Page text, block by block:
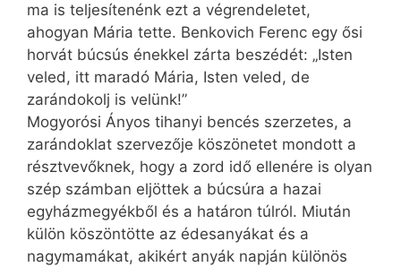
ma is teljesítenénk ezt a végrendeletet,
ahogyan Mária tette. Benkovich Ferenc egy ősi
horvát búcsús énekkel zárta beszédét: „Isten
veled, itt maradó Mária, Isten veled, de
zarándokolj is velünk!”
Mogyorósi Ányos tihanyi bencés szerzetes, a
zarándoklat szervezője köszönetet mondott a
résztvevőknek, hogy a zord idő ellenére is olyan
szép számban eljöttek a búcsúra a hazai
egyházmegyékből és a határon túlról. Mi­után
külön köszöntötte az édesanyákat és a
nagymamákat, akikért anyák napján különös